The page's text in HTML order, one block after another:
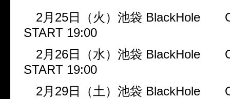
2月 25日（火）池袋 BlackHole
START 19:00
2月 26日（水）池袋 BlackHole
START 19:00
2月 29日（土）池袋 BlackHole